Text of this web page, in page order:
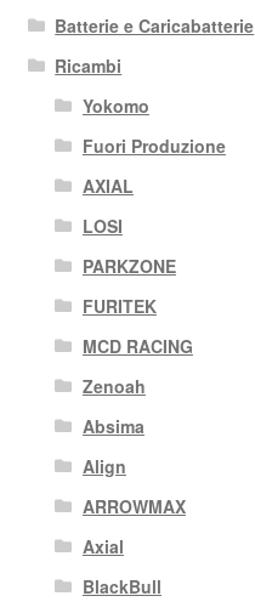
Batterie e Caricabatterie
Ricambi
Yokomo
Fuori Produzione
AXIAL
LOSI
PARKZONE
FURITEK
MCD RACING
Zenoah
Absima
Align
ARROWMAX
Axial
BlackBull